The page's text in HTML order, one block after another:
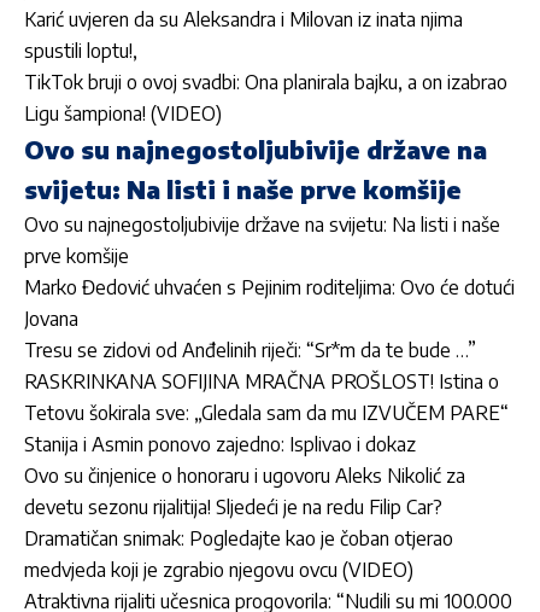
Karić uvjeren da su Aleksandra i Milovan iz inata njima
spustili loptu!,
TikTok bruji o ovoj svadbi: Ona planirala bajku, a on izabrao
Ligu šampiona! (VIDEO)
Ovo su najnegostoljubivije države na
svijetu: Na listi i naše prve komšije
Ovo su najnegostoljubivije države na svijetu: Na listi i naše
prve komšije
Marko Đedović uhvaćen s Pejinim roditeljima: Ovo će dotući
Jovana
Tresu se zidovi od Anđelinih riječi: “Sr*m da te bude …”
RASKRINKANA SOFIJINA MRAČNA PROŠLOST! Istina o
Tetovu šokirala sve: „Gledala sam da mu IZVUČEM PARE“
Stanija i Asmin ponovo zajedno: Isplivao i dokaz
Ovo su činjenice o honoraru i ugovoru Aleks Nikolić za
devetu sezonu rijalitija! Sljedeći je na redu Filip Car?
Dramatičan snimak: Pogledajte kao je čoban otjerao
medvjeda koji je zgrabio njegovu ovcu (VIDEO)
Atraktivna rijaliti učesnica progovorila: “Nudili su mi 100.000